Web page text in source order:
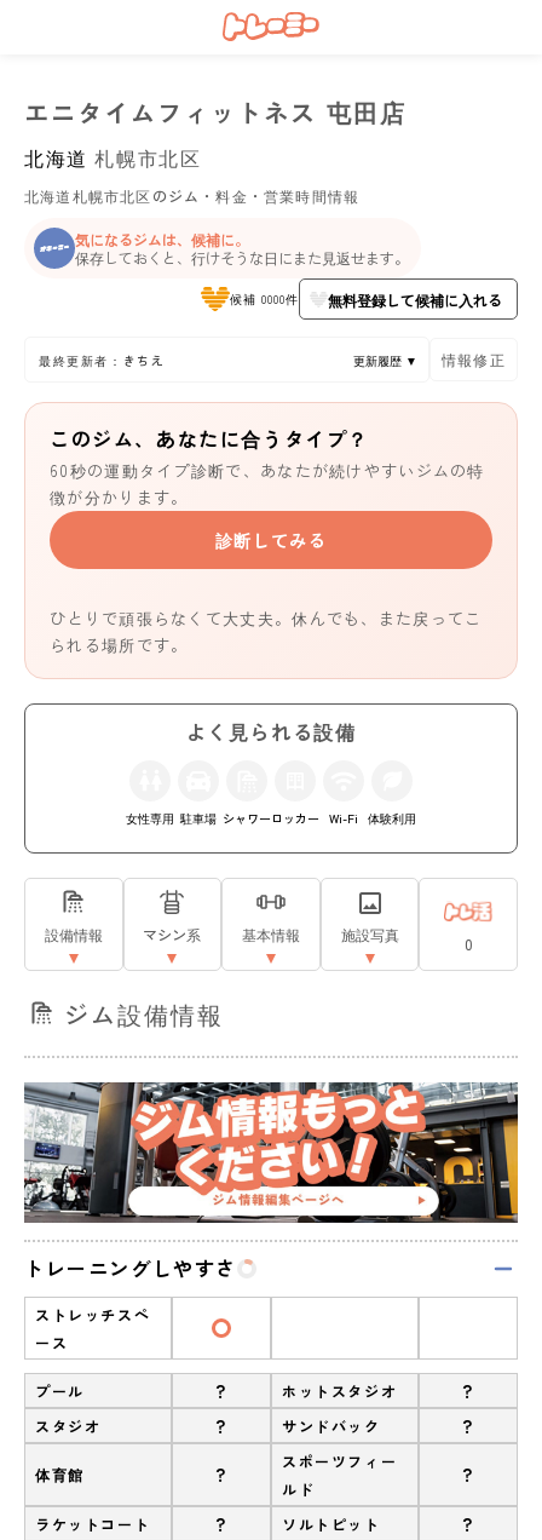
エニタイムフィットネス 屯田店
北海道 札幌市北区
北海道札幌市北区のジム・料金・営業時間情報
気になるジムは、候補に。
保存しておくと、行けそうな日にまた見返せます。
候補 0000件 無料登録して候補に入れる
最終更新者：きちえ 更新履歴 ▼ 情報修正
このジム、あなたに合うタイプ？
60秒の運動タイプ診断で、あなたが続けやすいジムの特
徴が分かります。
診断してみる
ひとりで頑張らなくて大丈夫。休んでも、また戻ってこ
られる場所です。
よく見られる設備
女性専用 駐車場 シャワー ロッカー Wi-Fi 体験利用
設備情報 マシン系 基本情報 施設写真 0
ジム設備情報
トレーニングしやすさ
ストレッチスペ
ース
プール ? ホットスタジオ ?
スタジオ ? サンドバック ?
体育館 ?
スポーツフィー
ルド
?
ラケットコート ? ソルトピット ?